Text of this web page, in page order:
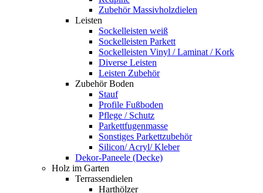
Zubehör Massivholzdielen
Leisten
Sockelleisten weiß
Sockelleisten Parkett
Sockelleisten Vinyl / Laminat / Kork
Diverse Leisten
Leisten Zubehör
Zubehör Boden
Stauf
Profile Fußboden
Pflege / Schutz
Parkettfugenmasse
Sonstiges Parkettzubehör
Silicon/ Acryl/ Kleber
Dekor-Paneele (Decke)
Holz im Garten
Terrassendielen
Harthölzer